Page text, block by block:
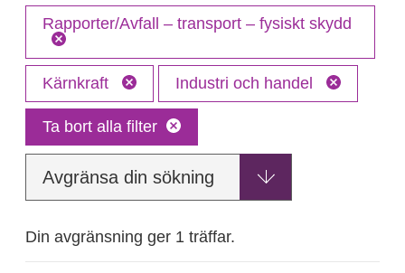
Rapporter/Avfall – transport – fysiskt skydd
Kärnkraft Industri och handel
Ta bort alla filter
Avgränsa din sökning
Din avgränsning ger 1 träffar.